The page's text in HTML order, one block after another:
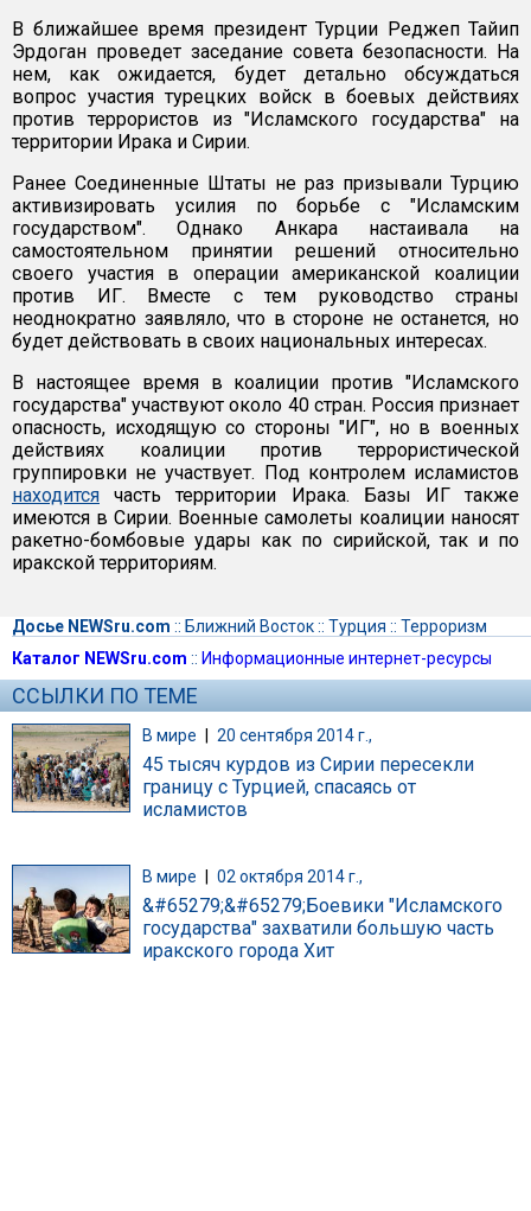
В ближайшее время президент Турции Реджеп Тайип
Эрдоган проведет заседание совета безопасности. На
нем, как ожидается, будет детально обсуждаться
вопрос участия турецких войск в боевых действиях
против террористов из "Исламского государства" на
территории Ирака и Сирии.
Ранее Соединенные Штаты не раз призывали Турцию
активизировать усилия по борьбе с "Исламским
государством". Однако Анкара настаивала на
самостоятельном принятии решений относительно
своего участия в операции американской коалиции
против ИГ. Вместе с тем руководство страны
неоднократно заявляло, что в стороне не останется, но
будет действовать в своих национальных интересах.
В настоящее время в коалиции против "Исламского
государства" участвуют около 40 стран. Россия признает
опасность, исходящую со стороны "ИГ", но в военных
действиях коалиции против террористической
группировки не участвует. Под контролем исламистов
находится часть территории Ирака. Базы ИГ также
имеются в Сирии. Военные самолеты коалиции наносят
ракетно-бомбовые удары как по сирийской, так и по
иракской территориям.
Досье NEWSru.com :: Ближний Восток:: Турция :: Терроризм
Каталог NEWSru.com :: Информационные интернет-ресурсы
ССЫЛКИ ПО ТЕМЕ
В мире | 20 сентября 2014 г.,
45 тысяч курдов из Сирии пересекли
границу с Турцией, спасаясь от
исламистов
В мире 02 октября 2014 г.,
&#65279;&#65279;Боевики "Исламского
государства" захватили большую часть
иракского города Хит